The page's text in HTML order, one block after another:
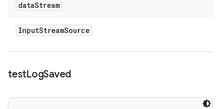
dataStream
InputStreamSource
testLogSaved